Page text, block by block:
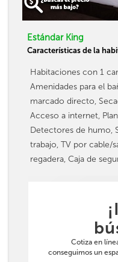
Estándar King
Características de la
Habitaciones con 1
Amenidades para el
marcado directo,
Acceso a internet,
Detectores de humo,
trabajo, TV por cable/
regadera, Caja de
Cotiza en
conseguimos un